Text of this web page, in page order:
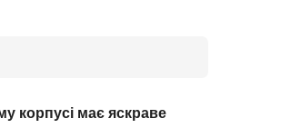
корпусі має яскраве